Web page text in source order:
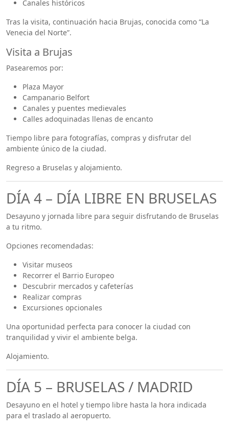
Canales históricos
Tras la visita, continuación hacia Brujas, conocida como “La
Venecia del Norte”.
Visita a Brujas
Pasearemos por:
Plaza Mayor
Campanario Belfort
Canales y puentes medievales
Calles adoquinadas llenas de encanto
Tiempo libre para fotografías, compras y disfrutar del
ambiente único de la ciudad.
Regreso a Bruselas y alojamiento.
DÍA 4 – DÍA LIBRE EN BRUSELAS
Desayuno y jornada libre para seguir disfrutando de Bruselas
a tu ritmo.
Opciones recomendadas:
Visitar museos
Recorrer el Barrio Europeo
Descubrir mercados y cafeterías
Realizar compras
Excursiones opcionales
Una oportunidad perfecta para conocer la ciudad con
tranquilidad y vivir el ambiente belga.
Alojamiento.
DÍA 5 – BRUSELAS / MADRID
Desayuno en el hotel y tiempo libre hasta la hora indicada
para el traslado al aeropuerto.